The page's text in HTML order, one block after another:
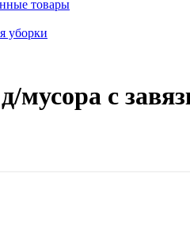
товары
уборки
мусора с